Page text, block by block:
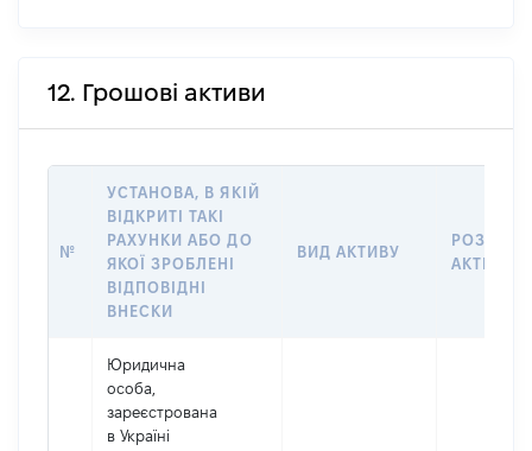
12. Грошові активи
№
УСТАНОВА, В ЯКІЙ
ВІДКРИТІ ТАКІ
РАХУНКИ АБО ДО
ЯКОЇ ЗРОБЛЕНІ
ВІДПОВІДНІ
ВНЕСКИ
ВИД АКТИВУ
РОЗМІР
АКТИВУ
Юридична
особа,
зареєстрована
в Україні